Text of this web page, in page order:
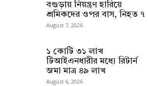
বগুড়ায় নিয়ন্ত্রণ হারিয়ে
শ্রমিকদের ওপর বাস, নিহত ৭
August 7, 2026
১ কোটি ৩১ লাখ
টিআইএনধারীর মধ্যে রিটার্ন
জমা মাত্র ৪৯ লাখ
August 6, 2026